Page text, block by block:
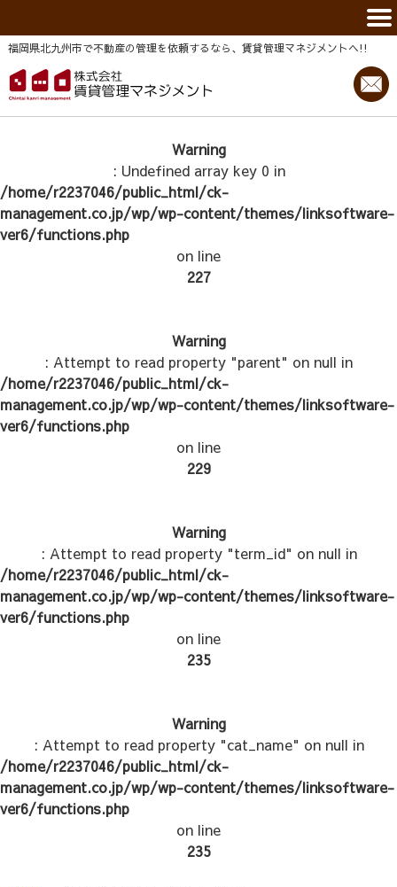
福岡県北九州市で不動産の管理を依頼するなら、賃貸管理マネジメントヘ!!
Warning
: Undefined array key 0 in
/home/r2237046/public_html/ck-
management.co.jp/wp/wp-content/themes/linksoftware-
ver6/functions.php
on line
227
Warning
: Attempt to read property "parent" on null in
/home/r2237046/public_html/ck-
management.co.jp/wp/wp-content/themes/linksoftware-
ver6/functions.php
on line
229
Warning
: Attempt to read property "term_id" on null in
/home/r2237046/public_html/ck-
management.co.jp/wp/wp-content/themes/linksoftware-
ver6/functions.php
on line
235
Warning
: Attempt to read property "cat_name" on null in
/home/r2237046/public_html/ck-
management.co.jp/wp/wp-content/themes/linksoftware-
ver6/functions.php
on line
235